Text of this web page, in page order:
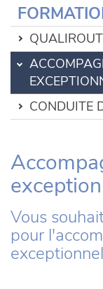
CONDUITE
Vous
pour